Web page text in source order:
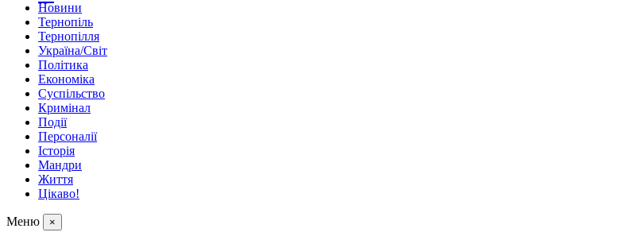
Новини
Тернопіль
Тернопілля
Україна/Світ
Політика
Економіка
Суспільство
Кримінал
Події
Персоналії
Історія
Мандри
Життя
Цікаво!
Меню ×